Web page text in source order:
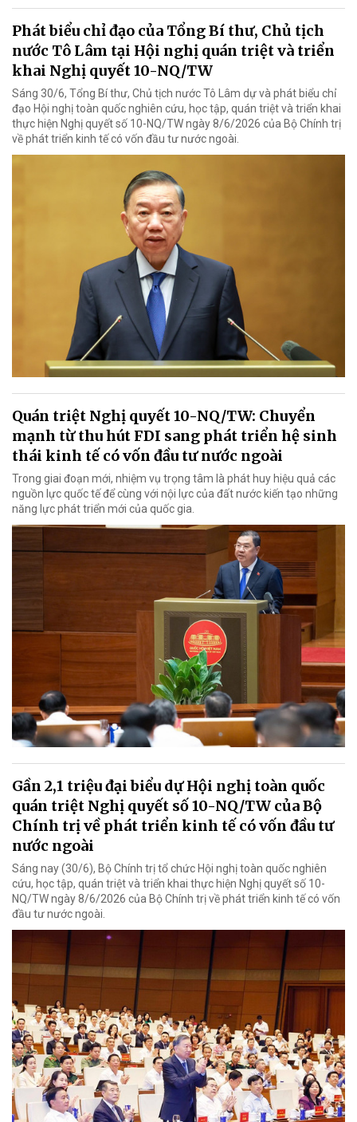
Phát biểu chỉ đạo của Tổng Bí thư, Chủ tịch
nước Tô Lâm tại Hội nghị quán triệt và triển
khai Nghị quyết 10-NQ/TW
Sáng 30/6, Tổng Bí thư, Chủ tịch nước Tô Lâm dự và phát biểu chỉ
đạo Hội nghị toàn quốc nghiên cứu, học tập, quán triệt và triển khai
thực hiện Nghị quyết số 10-NQ/TW ngày 8/6/2026 của Bộ Chính trị
về phát triển kinh tế có vốn đầu tư nước ngoài.
Quán triệt Nghị quyết 10-NQ/TW: Chuyển
mạnh từ thu hút FDI sang phát triển hệ sinh
thái kinh tế có vốn đầu tư nước ngoài
Trong giai đoạn mới, nhiệm vụ trọng tâm là phát huy hiệu quả các
nguồn lực quốc tế để cùng với nội lực của đất nước kiến tạo những
năng lực phát triển mới của quốc gia.
Gần 2,1 triệu đại biểu dự Hội nghị toàn quốc
quán triệt Nghị quyết số 10-NQ/TW của Bộ
Chính trị về phát triển kinh tế có vốn đầu tư
nước ngoài
Sáng nay (30/6), Bộ Chính trị tổ chức Hội nghị toàn quốc nghiên
cứu, học tập, quán triệt và triển khai thực hiện Nghị quyết số 10-
NQ/TW ngày 8/6/2026 của Bộ Chính trị về phát triển kinh tế có vốn
đầu tư nước ngoài.